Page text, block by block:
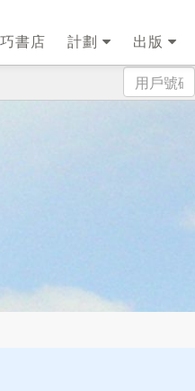
巧書店 計劃 出版
用
戶